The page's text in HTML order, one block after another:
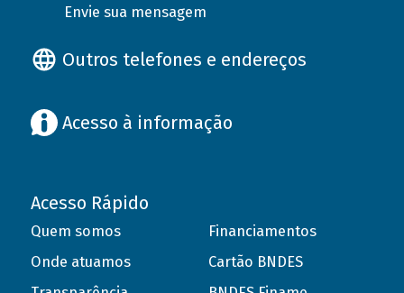
Envie sua mensagem
Outros telefones e endereços
Acesso à informação
Acesso Rápido
Quem somos
Onde atuamos
Financiamentos
Cartão BNDES